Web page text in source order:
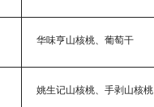
华味亨山核桃、葡萄干
姚生记山核桃、手剥山核桃